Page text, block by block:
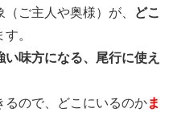
ご主人や奥様）が、
どこ
。
味方になる、尾行に使え
るので、どこにいるのかま